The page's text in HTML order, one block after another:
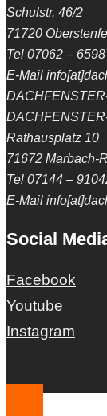
Schulstr. 46/2
71720
Tel 07062 –
E-Mail
Rathausplatz 10
71672 Marbach-
Tel 07144 –
E-Mail
Social
Facebook
Youtube
Instagram